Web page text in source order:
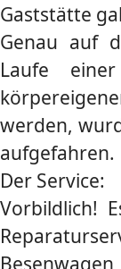
Gaststätte
Genau auf
Laufe
werden,
aufgefahren.
Der Service:
Vorbildlich!